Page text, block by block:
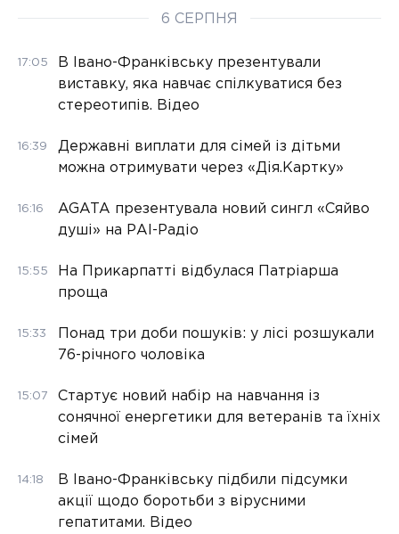
6 СЕРПНЯ
17:05
В Івано-Франківську презентували
виставку, яка навчає спілкуватися без
стереотипів. Відео
16:39
Державні виплати для сімей із дітьми
можна отримувати через «Дія.Картку»
16:16
AGATA презентувала новий сингл «Сяйво
душі» на РАІ-Радіо
15:55
На Прикарпатті відбулася Патріарша
проща
15:33
Понад три доби пошуків: у лісі розшукали
76-річного чоловіка
15:07
Стартує новий набір на навчання із
сонячної енергетики для ветеранів та їхніх
сімей
14:18
В Івано-Франківську підбили підсумки
акції щодо боротьби з вірусними
гепатитами. Відео